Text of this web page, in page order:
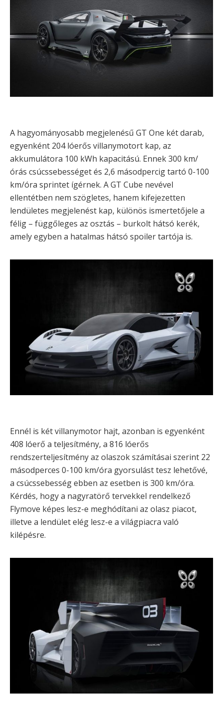
A hagyományosabb megjelenésű GT One két darab,
egyenként 204 lóerős villanymotort kap, az
akkumulátora 100 kWh kapacitású. Ennek 300 km/
órás csúcssebességet és 2,6 másodpercig tartó 0-100
km/óra sprintet ígérnek. A GT Cube nevével
ellentétben nem szögletes, hanem kifejezetten
lendületes megjelenést kap, különös ismertetőjele a
félig – függőleges az osztás – burkolt hátsó kerék,
amely egyben a hatalmas hátsó spoiler tartója is.
Ennél is két villanymotor hajt, azonban is egyenként
408 lóerő a teljesítmény, a 816 lóerős
rendszerteljesítmény az olaszok számításai szerint 22
másodperces 0-100 km/óra gyorsulást tesz lehetővé,
a csúcssebesség ebben az esetben is 300 km/óra.
Kérdés, hogy a nagyratörő tervekkel rendelkező
Flymove képes lesz-e meghódítani az olasz piacot,
illetve a lendület elég lesz-e a világpiacra való
kilépésre.